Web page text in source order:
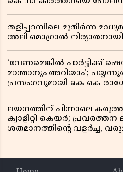
തളിപ്പറമ്പിലെ മുതിർന്ന
അലി മൊഗ്രാൽ നിര്യാതനായി
‘വേണമെങ്കിൽ പാർട്ടിക്ക്
മാന്താനും അറിയാം’;
പ്രസംഗവുമായി കെ കെ
ലയനത്തിന് പിന്നാലെ
ക്വാളിറ്റി കെയർ; പ്രവർത്തന
ശതമാനത്തിൻ്റെ വളർച്ച,